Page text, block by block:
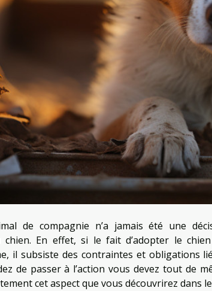
de compagnie n’a jamais été une
chien. En effet, si le fait d’adopter le
il subsiste des contraintes et obligations
de passer à l’action vous devez tout de
cet aspect que vous découvrirez dans